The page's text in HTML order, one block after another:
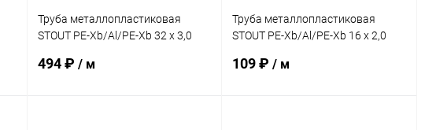
Труба металлопластиковая
STOUT PE-Xb/Al/PE-Xb 32 х 3,0
494 ₽ / м
Труба металлопластиковая
STOUT PE-Xb/Al/PE-Xb 16 х 2,0
109 ₽/ м